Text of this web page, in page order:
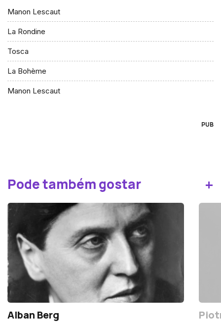
Manon Lescaut
La Rondine
Tosca
La Bohème
Manon Lescaut
PUB
Pode também gostar +
Alban Berg